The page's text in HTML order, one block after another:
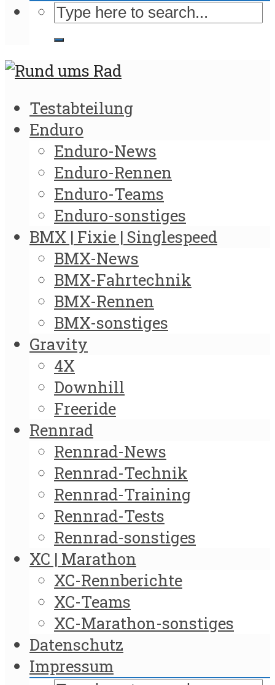
Testabteilung
Enduro
Enduro-News
Enduro-Rennen
Enduro-Teams
Enduro-sonstiges
BMX | Fixie | Singlespeed
BMX-News
BMX-Fahrtechnik
BMX-Rennen
BMX-sonstiges
Gravity
4X
Downhill
Freeride
Rennrad
Rennrad-News
Rennrad-Technik
Rennrad-Training
Rennrad-Tests
Rennrad-sonstiges
XC | Marathon
XC-Rennberichte
XC-Teams
XC-Marathon-sonstiges
Datenschutz
Impressum